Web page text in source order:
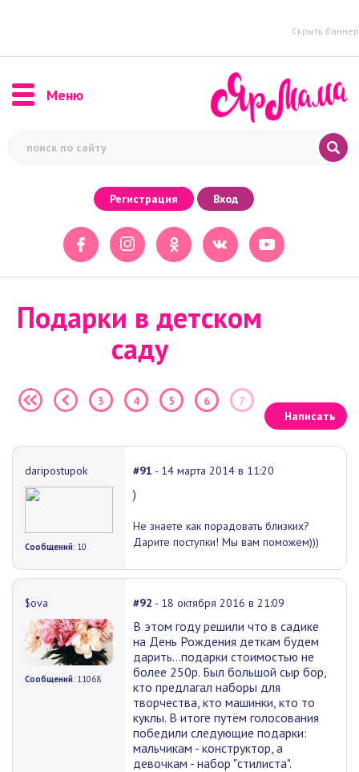
Скрыть баннер
Меню
Регистрация Вход
Подарки в детском
саду
Написать
3 4 5 6 7
daripostupok
Сообщений: 10
#91 - 14 марта 2014 в 11:20
)
Не знаете как порадовать близких?
Дарите поступки! Мы вам поможем)))
$ova
Сообщений: 11068
#92 - 18 октября 2016 в 21:09
В этом году решили что в садике
на День Рождения деткам будем
дарить...подарки стоимостью не
более 250р. Был большой сыр бор,
кто предлагал наборы для
творчества, кто машинки, кто то
куклы. В итоге путём голосования
победили следующие подарки:
мальчикам - конструктор, а
девочкам - набор "стилиста".